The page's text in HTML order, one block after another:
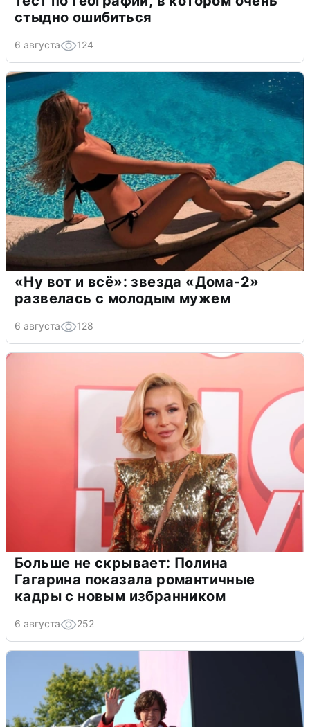
стыдно ошибиться
6 августа 124
«Ну вот и всё»: звезда «Дома-2»
развелась с молодым мужем
6 августа 128
Больше не скрывает: Полина
Гагарина показала романтичные
кадры с новым избранником
6 августа 252